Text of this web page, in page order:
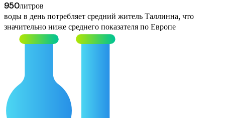
950литров
воды в день потребляет средний житель Таллинна, что
значительно ниже среднего показателя по Европе